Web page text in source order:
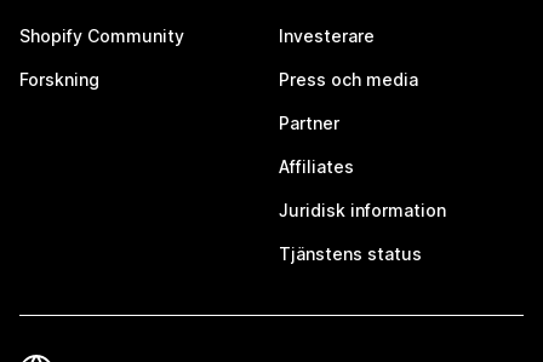
Shopify Community
Forskning
Investerare
Press och media
Partner
Affiliates
Juridisk information
Tjänstens status